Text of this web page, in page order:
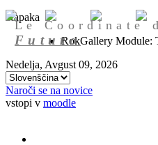
Napaka
RokGallery Module:
Nedelja, Avgust 09, 2026
Naroči se na novice
vstopi v moodle
Le Coordinate
Futuro